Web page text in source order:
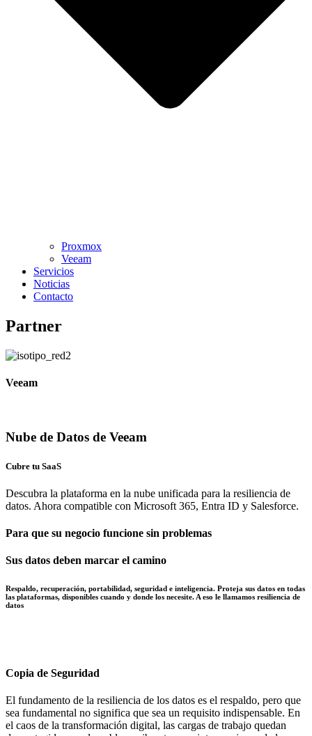
Proxmox
Veeam
Servicios
Noticias
Contacto
Partner
Veeam
Nube de Datos de Veeam
Cubre tu SaaS
Descubra la plataforma en la nube unificada para la resiliencia de
datos. Ahora compatible con Microsoft 365, Entra ID y Salesforce.
Para que su negocio funcione sin problemas
Sus datos deben marcar el camino
Respaldo, recuperación, portabilidad, seguridad e inteligencia. Proteja sus datos en todas
las plataformas, disponibles cuando y donde los necesite. A eso le llamamos resiliencia de
datos
Copia de Seguridad
El fundamento de la resiliencia de los datos es el respaldo, pero que
sea fundamental no significa que sea un requisito indispensable. En
el caos de la transformación digital, las cargas de trabajo quedan